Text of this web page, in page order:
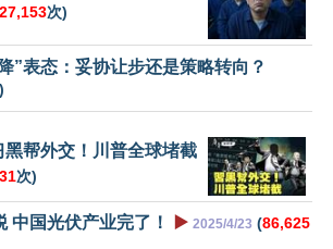
27,153次)
”表态：妥协让步还是策略转向？
黑帮外交！川普全球堵截
次)
中国光伏产业完了！ ▶️ 2025/4/23 (86,625